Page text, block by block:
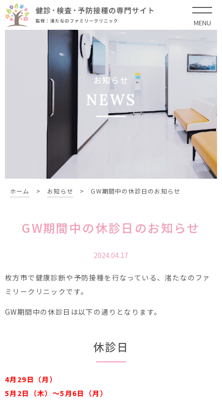
MENU
お知らせ
NEWS
ホーム > お知らせ > GW期間中の休診日のお知らせ
GW期間中の休診日のお知らせ
2024.04.17
枚方市で健康診断や予防接種を行なっている、渚たなのファ
ミリークリニックです。
GW期間中の休診日は以下の通りとなります。
休診日
4月29日（月）
5月2日（木）〜5月6日（月）